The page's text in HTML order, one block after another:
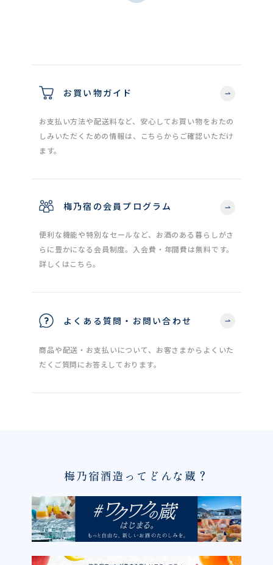
お買い物ガイド
お支払い方法や配送料など、安心してお買い物をおたの
しみいただくための情報は、こちらからご確認いただけ
ます。
梅乃宿の会員プログラム
便利な機能や特別なセールなど、お酒のある暮らしがさ
らに豊かになる会員制度。入会費・年間費は無料です。
詳しくはこちら。
よくある質問・お問い合わせ
商品や配送・お支払いについて、お客さまからよくいた
だくご質問にお答えしております。
梅乃宿酒造ってどんな蔵？